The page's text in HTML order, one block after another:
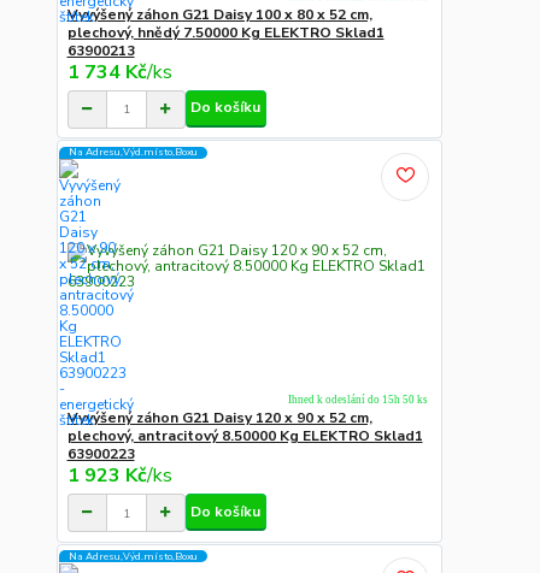
Vyvýšený záhon G21 Daisy 100 x 80 x 52 cm,
plechový, hnědý 7.50000 Kg ELEKTRO Sklad1
63900213
1 734 Kč/ks
Do košíku
Na Adresu,Výd.místo,Boxu
Vyvýšený záhon G21 Daisy 120 x 90 x 52 cm,
plechový, antracitový 8.50000 Kg ELEKTRO Sklad1
63900223
1 923 Kč/ks
Ihned k odeslání do 15h 50 ks
Do košíku
Na Adresu,Výd.místo,Boxu